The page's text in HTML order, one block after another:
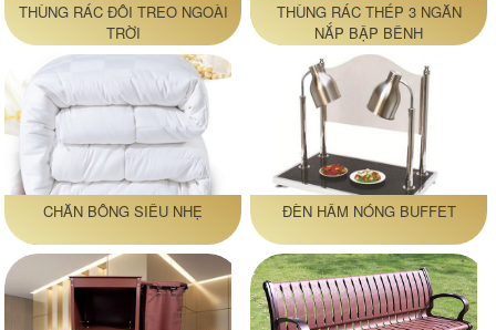
THÙNG RÁC ĐÔI TREO NGOÀI
TRỜI
THÙNG RÁC THÉP 3 NGĂN
NẮP BẬP BÊNH
CHĂN BÔNG SIÊU NHẸ ĐÈN HÂM NÓNG BUFFET